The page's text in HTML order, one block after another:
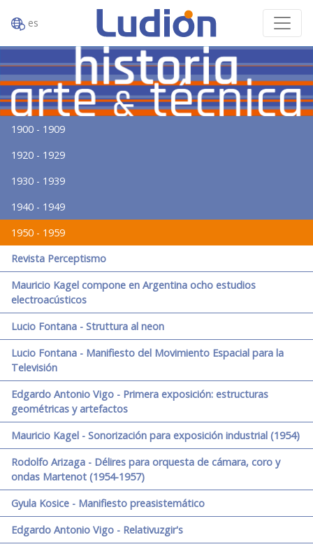
es
1900 - 1909
1920 - 1929
1930 - 1939
1940 - 1949
1950 - 1959
Revista Perceptismo
Mauricio Kagel compone en Argentina ocho estudios
electroacústicos
Lucio Fontana - Struttura al neon
Lucio Fontana - Manifiesto del Movimiento Espacial para la
Televisión
Edgardo Antonio Vigo - Primera exposición: estructuras
geométricas y artefactos
Mauricio Kagel - Sonorización para exposición industrial (1954)
Rodolfo Arizaga - Délires para orquesta de cámara, coro y
ondas Martenot (1954-1957)
Gyula Kosice - Manifiesto preasistemático
Edgardo Antonio Vigo - Relativuzgir's